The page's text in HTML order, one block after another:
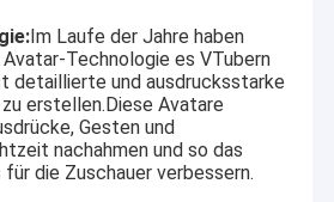
Im Laufe der Jahre haben
Technologie es VTubern
detaillierte und ausdrucksstarke
erstellen.Diese Avatare
Gesten und
nachahmen und so das
die Zuschauer verbessern.